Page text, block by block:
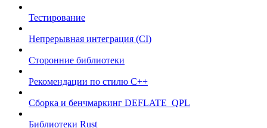
Тестирование
Непрерывная интеграция (CI)
Сторонние библиотеки
Рекомендации по стилю C++
Сборка и бенчмаркинг DEFLATE_QPL
Библиотеки Rust